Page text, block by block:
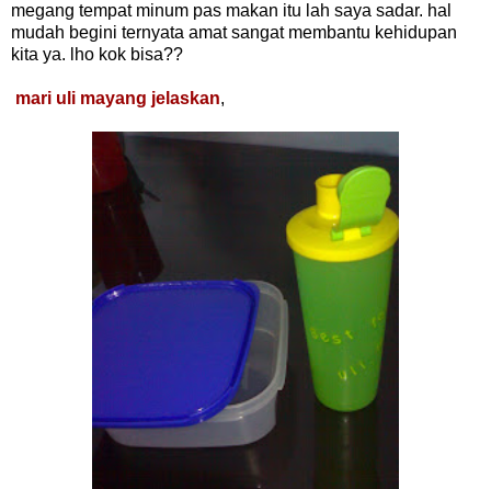
megang tempat minum pas makan itu lah saya sadar. hal
mudah begini ternyata amat sangat membantu kehidupan
kita ya. lho kok bisa??
mari uli mayang jelaskan,